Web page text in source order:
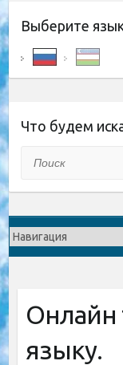
Выберите
Что будем
Онлайн
языку.